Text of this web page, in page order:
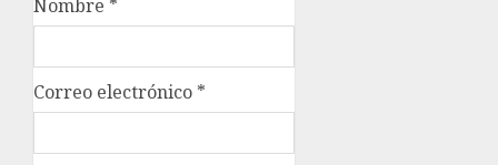
Nombre *
Correo electrónico *